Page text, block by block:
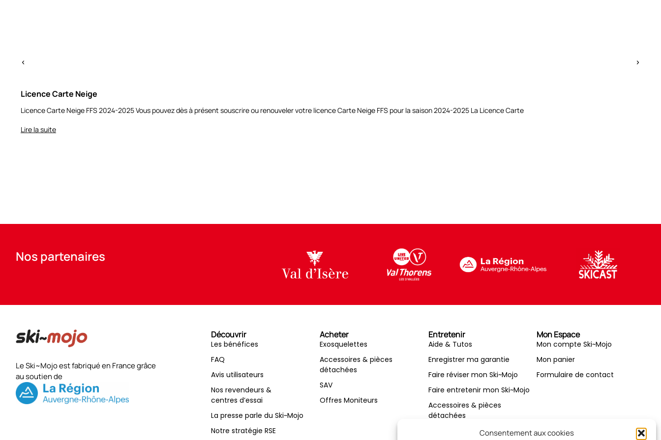
Consentement aux cookies
Licence Carte Neige
Licence Carte Neige FFS 2024-2025 Vous pouvez dès à présent souscrire ou renouveler votre licence Carte Neige FFS pour la saison 2024-2025 La Licence Carte
Lire la suite
Nos partenaires
Le Ski~Mojo est fabriqué en France grâce
au soutien de
Découvrir
Les bénéfices
FAQ
Avis utilisateurs
Nos revendeurs &
centres d’essai
La presse parle du Ski~Mojo
Notre stratégie RSE
Acheter
Exosquelettes
Accessoires & pièces
détachées
SAV
Offres Moniteurs
Entretenir
Aide & Tutos
Enregistrer ma garantie
Faire réviser mon Ski~Mojo
Faire entretenir mon Ski~Mojo
Accessoires & pièces
détachées
Conseils d’expert
Mon Espace
Mon compte Ski~Mojo
Mon panier
Formulaire de contact